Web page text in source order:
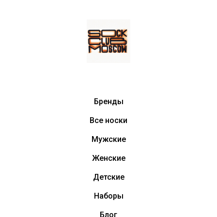
Бренды
Все носки
Мужские
Женские
Детские
Наборы
Блог